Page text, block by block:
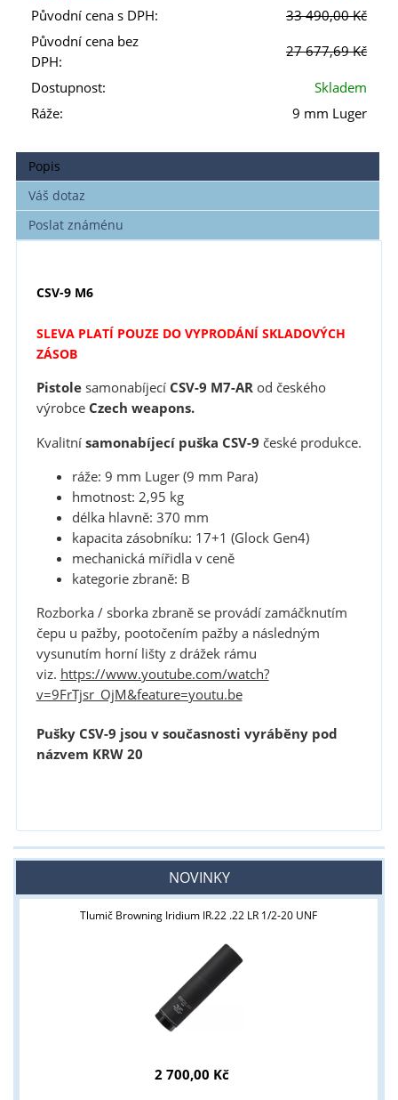
Původní cena s DPH:
33 490,00 Kč
Původní cena bez
DPH:
27 677,69 Kč
Dostupnost:
Skladem
Ráže:
9 mm Luger
Popis
Váš dotaz
Poslat známénu
CSV-9 M6
SLEVA PLATÍ POUZE DO VYPRODÁNÍ SKLADOVÝCH
ZÁSOB
Pistolesamonabíjecí CSV-9 M7-ARod českého
výrobce Czech weapons.
Kvalitnísamonabíjecí puška CSV-9 české produkce.
ráže: 9 mm Luger (9 mm Para)
hmotnost: 2,95 kg
délka hlavně: 370 mm
kapacita zásobníku: 17+1 (Glock Gen4)
mechanická mířidla v ceně
kategorie zbraně: B
Rozborka / sborka zbraně se provádí zamáčknutím
čepu u pažby, pootočením pažby a následným
vysunutím horní lišty z drážek rámu
viz. https://www.youtube.com/watch?
v=9FrTjsr_OjM&feature=youtu.be
Pušky CSV-9 jsou v současnosti vyráběny pod
názvem KRW 20
NOVINKY
Tlumič Browning Iridium IR.22 .22 LR 1/2-20 UNF
2 700,00 Kč